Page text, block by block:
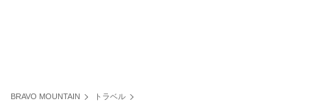
BRAVO MOUNTAIN
トラベル